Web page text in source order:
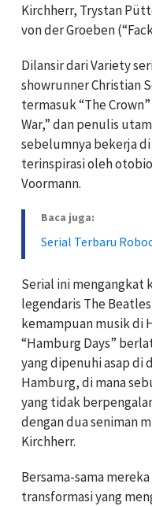
Kirchherr, Trystan
von der Groeben
Dilansir dari Variety
showrunner Christian
termasuk “The
War,” dan penulis
sebelumnya bekerja di
terinspirasi oleh
Voormann.
Baca juga:
Serial Terbaru
Serial ini mengangkat
legendaris The
kemampuan musik di
“Hamburg Days”
yang dipenuhi asap di
Hamburg, di mana
yang tidak
dengan dua seniman
Kirchherr.
Bersama-sama
transformasi yang